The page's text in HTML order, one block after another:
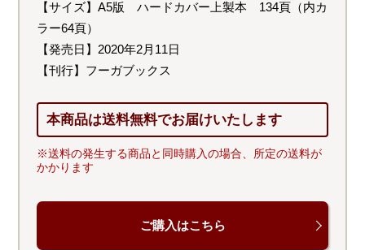
【サイズ】A5版 ハードカバー上製本 134頁（内カ
ラー64頁）
【発売日】2020年2月11日
【刊行】フーガブックス
本商品は送料無料でお届けいたします
※送料の発生する商品と同時購入の場合、所定の送料が
かかります
ご購入はこちら